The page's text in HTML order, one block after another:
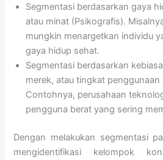
Segmentasi berdasarkan gaya
atau minat (Psikografis).
mungkin menargetkan individu
gaya hidup sehat.
Segmentasi berdasarkan
merek, atau tingkat penggunaan
Contohnya, perusahaan
pengguna berat yang sering
Dengan melakukan segmentasi
mengidentifikasi kelompok